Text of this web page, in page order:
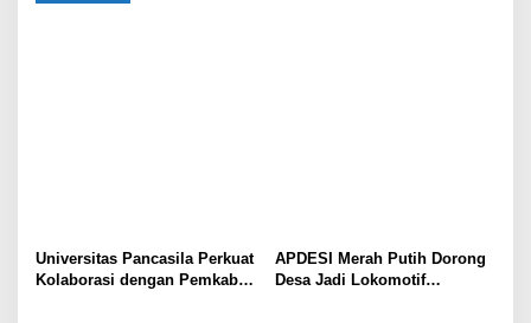
Universitas Pancasila Perkuat
Kolaborasi dengan Pemkab
APDESI Merah Putih Dorong
Desa Jadi Lokomotif